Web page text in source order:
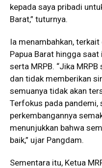
kepada saya pribadi
Barat,” tuturnya.
Ia menambahkan,
Papua Barat hingga
serta MRPB. “Jika
dan tidak memberikan
semuanya tidak akan
Terfokus pada pandemi,
perkembangannya
menunjukkan bahwa
baik,” ujar Pangdam.
Sementara itu, Ketua